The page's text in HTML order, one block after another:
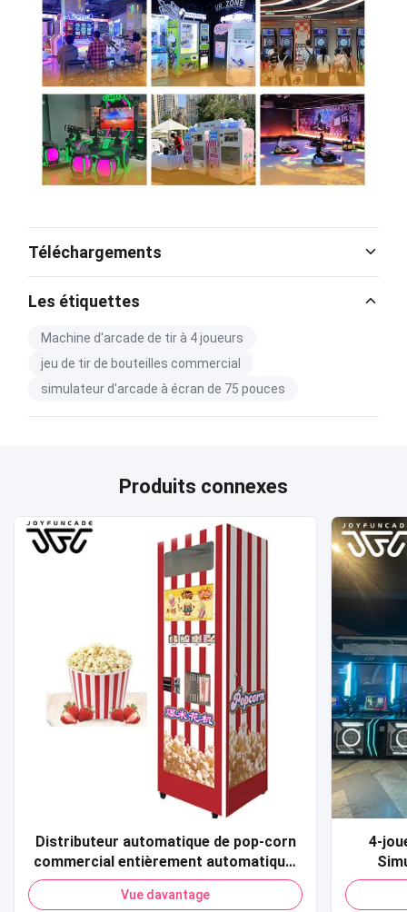
Téléchargements
PDF Catalog Download.pdf
Les étiquettes
Machine d'arcade de tir à 4 joueurs
jeu de tir de bouteilles commercial
simulateur d'arcade à écran de 75 pouces
Produits connexes
Distributeur automatique de pop-corn
commercial entièrement automatique,
carte de crédit, paiement par Code QR,
distributeur automatique de pop-corn
Vue davantage
4-